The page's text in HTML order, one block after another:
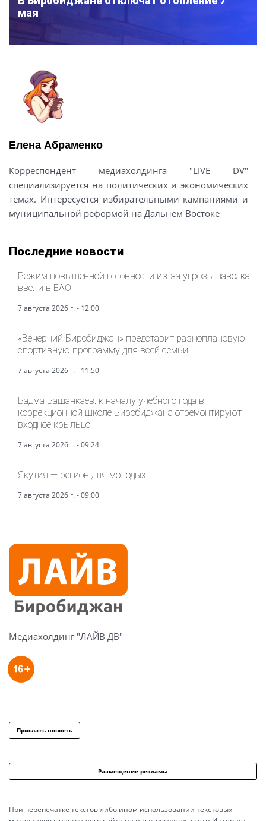
мая
Елена Абраменко
Корреспондент медиахолдинга "LIVE DV"
специализируется на политических и экономических
темах. Интересуется избирательными кампаниями и
муниципальной реформой на Дальнем Востоке
Последние новости
Режим повышенной готовности из-за угрозы паводка
ввели в ЕАО
7 августа 2026 г. - 12:00
«Вечерний Биробиджан» представит разноплановую
спортивную программу для всей семьи
7 августа 2026 г. - 11:50
Бадма Башанкаев: к началу учебного года в
коррекционной школе Биробиджана отремонтируют
входное крыльцо
7 августа 2026 г. - 09:24
Якутия — регион для молодых
7 августа 2026 г. - 09:00
Медиахолдинг "ЛАЙВ ДВ"
Прислать новость
Размещение рекламы
При перепечатке текстов либо ином использовании текстовых